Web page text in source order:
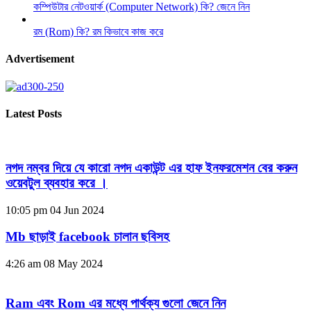
কম্পিউটার নেটওয়ার্ক (Computer Network) কি? জেনে নিন
রম (Rom) কি? রম কিভাবে কাজ করে
Advertisement
Latest Posts
নগদ নম্বর দিয়ে যে কারো নগদ একাউন্ট এর হাফ ইনফরমেশন বের করুন
ওয়েবটুল ব্যবহার করে ।
10:05 pm 04 Jun 2024
Mb ছাড়াই facebook চালান ছবিসহ
4:26 am 08 May 2024
Ram এবং Rom এর মধ্যে পার্থক্য গুলো জেনে নিন